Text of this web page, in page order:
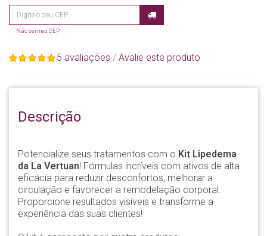
Não sei meu CEP
5 avaliações / Avalie este produto
Descrição
Potencialize seus tratamentos com o Kit Lipedema
da La Vertuan! Fórmulas incríveis com ativos de alta
eficácia para reduzir desconfortos, melhorar a
circulação e favorecer a remodelação corporal.
Proporcione resultados visíveis e transforme a
experiência das suas clientes!